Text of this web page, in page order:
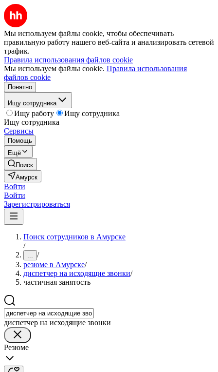
Мы используем файлы cookie, чтобы обеспечивать
правильную работу нашего веб-сайта и анализировать сетевой
трафик.
Правила использования файлов cookie
Мы используем файлы cookie. Правила использования
файлов cookie
Понятно
Ищу сотрудника
Ищу работу
Ищу сотрудника
Ищу сотрудника
Сервисы
Помощь
Ещё
Поиск
Амурск
Войти
Войти
Зарегистрироваться
Поиск сотрудников в Амурске
/
... /
резюме в Амурске/
диспетчер на исходящие звонки/
частичная занятость
диспетчер на исходящие звонки
Резюме